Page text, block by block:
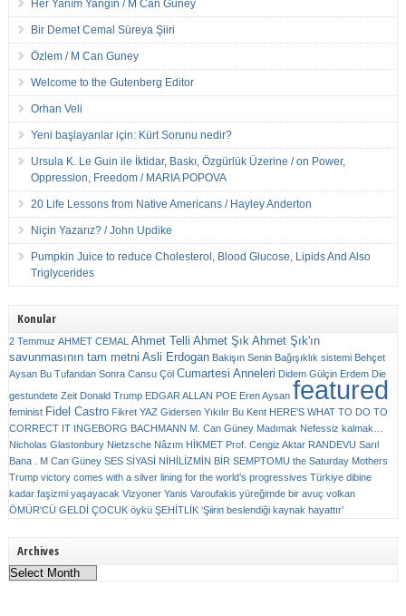
Her Yanım Yangın / M Can Guney
Bir Demet Cemal Süreya Şiiri
Özlem / M Can Guney
Welcome to the Gutenberg Editor
Orhan Veli
Yeni başlayanlar için: Kürt Sorunu nedir?
Ursula K. Le Guin ile İktidar, Baskı, Özgürlük Üzerine / on Power,
Oppression, Freedom / MARIA POPOVA
20 Life Lessons from Native Americans / Hayley Anderton
Niçin Yazarız? / John Updike
Pumpkin Juice to reduce Cholesterol, Blood Glucose, Lipids And Also
Triglycerides
Konular
2 Temmuz AHMET CEMAL Ahmet Telli Ahmet Şık Ahmet Şık'ın
savunmasının tam metni Asli Erdogan Bakişın Senin Bağışıklık sistemi Behçet
Aysan Bu Tufandan Sonra Cansu Çöl Cumartesi Anneleri Didem Gülçin Erdem Die
gestundete Zeit Donald Trump EDGAR ALLAN POE Eren Aysan featured
feminist Fidel Castro Fikret YAZ Gidersen Yıkılır Bu Kent HERE’S WHAT TO DO TO
CORRECT IT INGEBORG BACHMANN M. Can Güney Madımak Nefessiz kalmak…
Nicholas Glastonbury Nietzsche Nâzım HİKMET Prof. Cengiz Aktar RANDEVU Sarıl
Bana . M Can Güney SES SİYASİ NİHİLİZMİN BİR SEMPTOMU the Saturday Mothers
Trump victory comes with a silver lining for the world’s progressives Türkiye dibine
kadar faşizmi yaşayacak Vizyoner Yanis Varoufakis yüreğimde bir avuç volkan
ÖMÜR'CÜ GELDİ ÇOCUK öykü ŞEHİTLİK ‘Şiirin beslendiği kaynak hayattır’
Archives
Archives